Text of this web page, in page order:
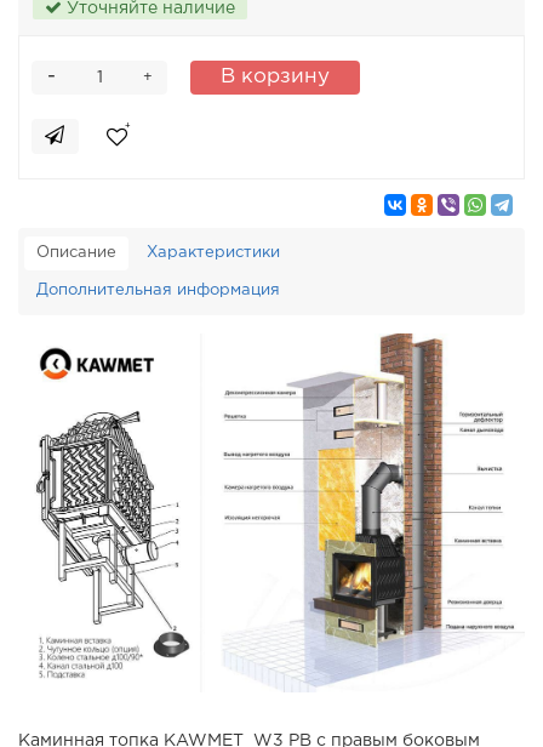
Уточняйте наличие
+
- В корзину
Описание Характеристики
Дополнительная информация
Каминная топка KAWMET W3 PB c правым боковым